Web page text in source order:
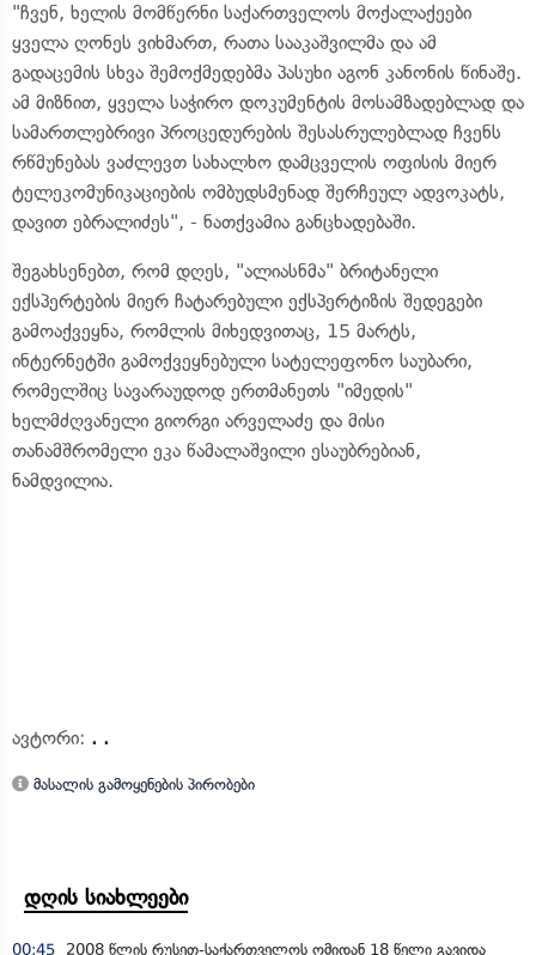
"ჩვენ, ხელის მომწერნი საქართველოს მოქალაქეები
ყველა ღონეს ვიხმართ, რათა სააკაშვილმა და ამ
გადაცემის სხვა შემოქმედებმა პასუხი აგონ კანონის წინაშე.
ამ მიზნით, ყველა საჭირო დოკუმენტის მოსამზადებლად და
სამართლებრივი პროცედურების შესასრულებლად ჩვენს
რწმუნებას ვაძლევთ სახალხო დამცველის ოფისის მიერ
ტელეკომუნიკაციების ომბუდსმენად შერჩეულ ადვოკატს,
დავით ებრალიძეს", - ნათქვამია განცხადებაში.
შეგახსენებთ, რომ დღეს, "ალიასნმა" ბრიტანელი
ექსპერტების მიერ ჩატარებული ექსპერტიზის შედეგები
გამოაქვეყნა, რომლის მიხედვითაც, 15 მარტს,
ინტერნეტში გამოქვეყნებული სატელეფონო საუბარი,
რომელშიც სავარაუდოდ ერთმანეთს "იმედის"
ხელმძღვანელი გიორგი არველაძე და მისი
თანამშრომელი ეკა წამალაშვილი ესაუბრებიან,
ნამდვილია.
ავტორი: . .
მასალის გამოყენების პირობები
დღის სიახლეები
00:45 2008 წლის რუსეთ-საქართველოს ომიდან 18 წელი გავიდა